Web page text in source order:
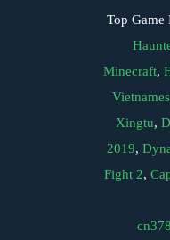
Top Game
Minecraft,
Xingtu,
2019,
Fight 2,